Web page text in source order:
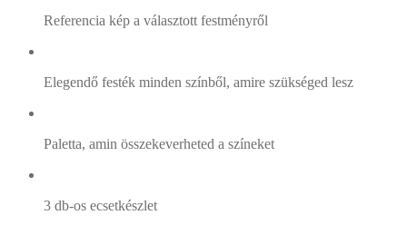
Referencia kép a választott festményről
Elegendő festék minden színből, amire szükséged lesz
Paletta, amin összekeverheted a színeket
3 db-os ecsetkészlet